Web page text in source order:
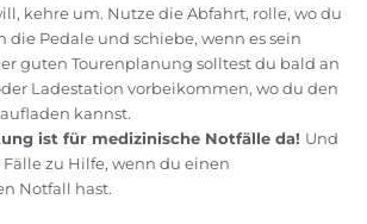
kehre um. Nutze die Abfahrt, rolle, wo du
die Pedale und schiebe, wenn es sein
guten Tourenplanung solltest du bald an
Ladestation vorbeikommen, wo du den
kannst.
ist für medizinische Notfälle da! Und
zu Hilfe, wenn du einen
Notfall hast.